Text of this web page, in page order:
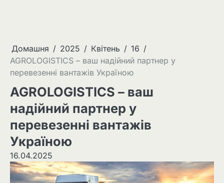
Домашня 2025 Квітень
16
AGROLOGISTICS – ваш надійний партнер у
перевезенні вантажів Україною
AGROLOGISTICS – ваш
надійний партнер у
перевезенні вантажів
Україною
16.04.2025